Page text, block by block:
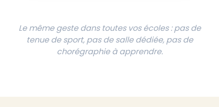
Le même geste dans toutes vos écoles : pas de
tenue de sport, pas de salle dédiée, pas de
chorégraphie à apprendre.